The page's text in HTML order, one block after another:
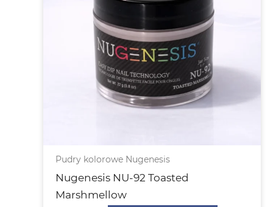
Pudry kolorowe Nugenesis
Nugenesis NU-92 Toasted
Marshmellow